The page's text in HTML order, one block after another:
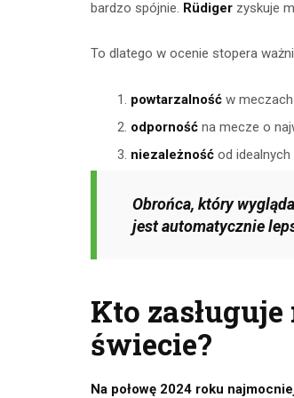
bardzo spójnie. Rüdiger zyskuje
To dlatego w ocenie stopera
powtarzalność w
odporność na mecze o
niezależność od
Obrońca, który
jest automatycznie
Kto
świecie?
Na połowę 2024 roku